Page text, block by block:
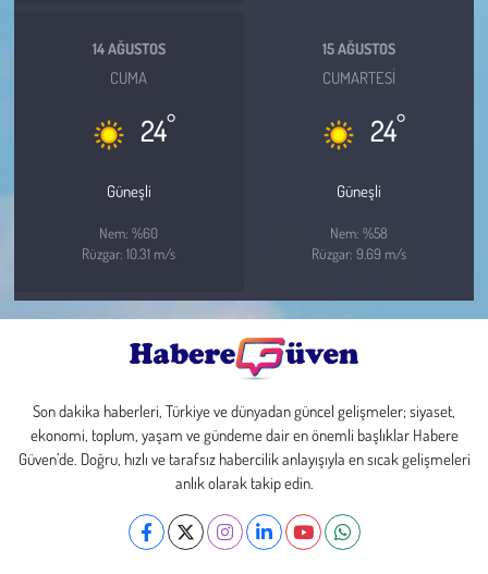
14 AĞUSTOS
CUMA
24°
Güneşli
Nem: %60
Rüzgar: 10.31 m/s
15 AĞUSTOS
CUMARTESI
24°
Güneşli
Nem: %58
Rüzgar: 9.69 m/s
Son dakika haberleri, Türkiye ve dünyadan güncel gelişmeler; siyaset,
ekonomi, toplum, yaşam ve gündeme dair en önemli başlıklar Habere
Güven’de. Doğru, hızlı ve tarafsız habercilik anlayışıyla en sıcak gelişmeleri
anlık olarak takip edin.